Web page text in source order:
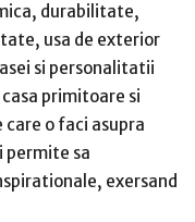
durabilitate,
usa de exterior
si personalitatii
primitoare si
o faci asupra
permite sa
exersand